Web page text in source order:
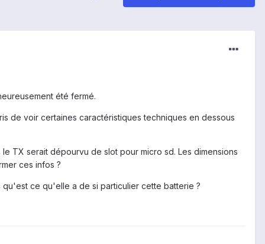
été fermé.
de voir certaines caractéristiques techniques en dessous
TX serait dépourvu de slot pour micro sd. Les dimensions
ces infos ?
ce qu'elle a de si particulier cette batterie ?